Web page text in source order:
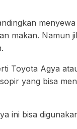
makan. Namun
Toyota Agya
yang bisa
ini bisa